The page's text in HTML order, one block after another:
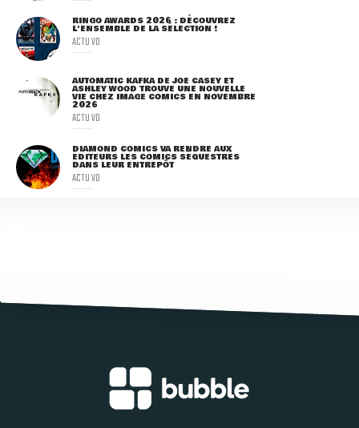
RINGO AWARDS 2026 : DÉCOUVREZ
L'ENSEMBLE DE LA SÉLECTION !
ACTU VO
AUTOMATIC KAFKA DE JOE CASEY ET
ASHLEY WOOD TROUVE UNE NOUVELLE
VIE CHEZ IMAGE COMICS EN NOVEMBRE
2026
ACTU VO
DIAMOND COMICS VA RENDRE AUX
ÉDITEURS LES COMICS SÉQUESTRÉS
DANS LEUR ENTREPÔT
ACTU VO